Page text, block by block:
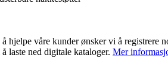
å hjelpe våre kunder ønsker vi å
laste ned digitale kataloger. Mer